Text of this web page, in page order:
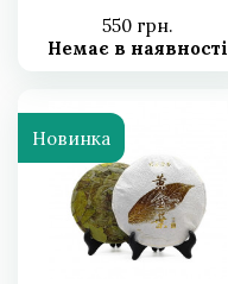
550 грн.
Немає в наявності
Новинка